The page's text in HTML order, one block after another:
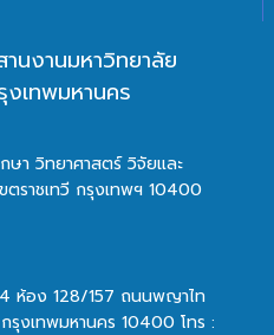
านงานมหาวิทยาลัย
เทพมหานคร
ษา วิทยาศาสตร์ วิจัยและ
ราชเทวี กรุงเทพฯ 10400
ห้อง 128/157 ถนนพญาไท
รุงเทพมหานคร 10400 โทร :